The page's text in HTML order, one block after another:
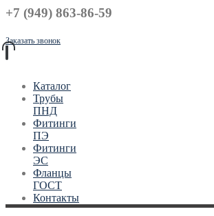
+7 (949) 863-86-59
Заказать звонок
Каталог
Трубы
ПНД
Фитинги
ПЭ
Фитинги
ЭС
Фланцы
ГОСТ
Контакты